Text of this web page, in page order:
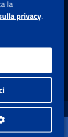
21
finestra
una nuova
Apre una
Sociale.
la
privacy.